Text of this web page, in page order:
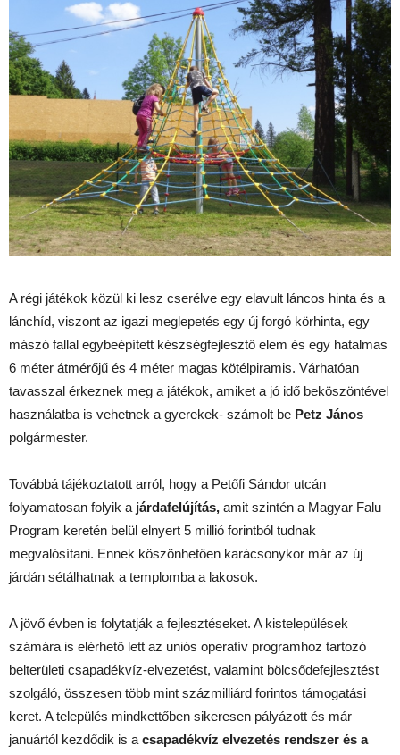
A régi játékok közül ki lesz cserélve egy elavult láncos hinta és a
lánchíd, viszont az igazi meglepetés egy új forgó körhinta, egy
mászó fallal egybeépített készségfejlesztő elem és egy hatalmas
6 méter átmérőjű és 4 méter magas kötélpiramis. Várhatóan
tavasszal érkeznek meg a játékok, amiket a jó idő beköszöntével
használatba is vehetnek a gyerekek- számolt be Petz János
polgármester.
Továbbá tájékoztatott arról, hogy a Petőfi Sándor utcán
folyamatosan folyik a járdafelújítás, amit szintén a Magyar Falu
Program keretén belül elnyert 5 millió forintból tudnak
megvalósítani. Ennek köszönhetően karácsonykor már az új
járdán sétálhatnak a templomba a lakosok.
A jövő évben is folytatják a fejlesztéseket. A kistelepülések
számára is elérhető lett az uniós operatív programhoz tartozó
belterületi csapadékvíz-elvezetést, valamint bölcsődefejlesztést
szolgáló, összesen több mint százmilliárd forintos támogatási
keret. A település mindkettőben sikeresen pályázott és már
januártól kezdődik is a csapadékvíz elvezetés rendszer és a